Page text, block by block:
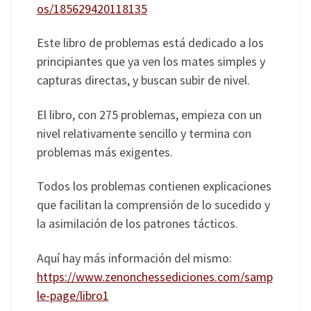
os/185629420118135
Este libro de problemas está dedicado a los
principiantes que ya ven los mates simples y
capturas directas, y buscan subir de nivel.
El libro, con 275 problemas, empieza con un
nivel relativamente sencillo y termina con
problemas más exigentes.
Todos los problemas contienen explicaciones
que facilitan la comprensión de lo sucedido y
la asimilación de los patrones tácticos.
Aquí hay más información del mismo:
https://www.zenonchessediciones.com/samp
le-page/libro1